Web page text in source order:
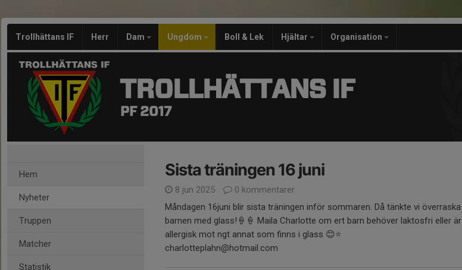
Trollhättans IF Herr Dam Ungdom Boll & Lek Hjältar Organisation
TROLLHÄTTANS IF
PF 2017
Hem
Nyheter
Truppen
Matcher
Statistik
Sista träningen 16 juni
8 jun 2025
0 kommentarer
Måndagen 16juni blir sista träningen inför sommaren. Då tänkte vi överraska
barnen med glass!🍦🍦 Maila Charlotte om ert barn behöver laktosfri eller är
allergisk mot ngt annat som finns i glass 😊⭐️
charlotteplahn@hotmail.com